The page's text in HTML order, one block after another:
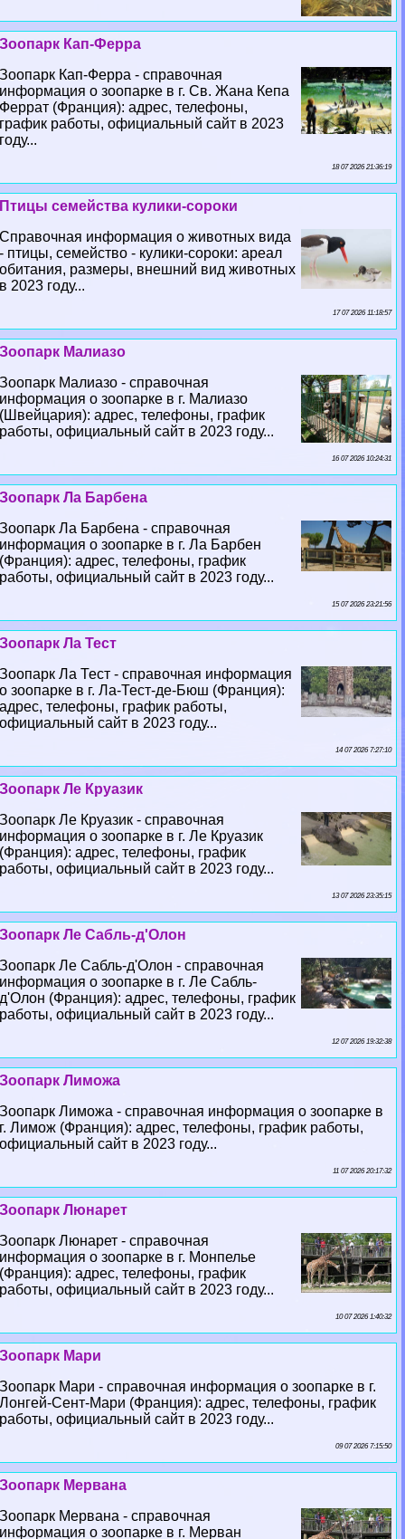
Зоопарк Кап-Ферра
Зоопарк Кап-Ферра - справочная
информация о зоопарке в г. Св. Жана Кепа
Феррат (Франция): адрес, телефоны,
график работы, официальный сайт в 2023
году...
18 07 2026 21:36:19
Птицы семейства кулики-сороки
Справочная информация о животных вида
- птицы, семейство - кулики-сороки: ареал
обитания, размеры, внешний вид животных
в 2023 году...
17 07 2026 11:18:57
Зоопарк Малиазо
Зоопарк Малиазо - справочная
информация о зоопарке в г. Малиазо
(Швейцария): адрес, телефоны, график
работы, официальный сайт в 2023 году...
16 07 2026 10:24:31
Зоопарк Ла Барбена
Зоопарк Ла Барбена - справочная
информация о зоопарке в г. Ла Барбен
(Франция): адрес, телефоны, график
работы, официальный сайт в 2023 году...
15 07 2026 23:21:56
Зоопарк Ла Тест
Зоопарк Ла Тест - справочная информация
о зоопарке в г. Ла-Тест-де-Бюш (Франция):
адрес, телефоны, график работы,
официальный сайт в 2023 году...
14 07 2026 7:27:10
Зоопарк Ле Круазик
Зоопарк Ле Круазик - справочная
информация о зоопарке в г. Ле Круазик
(Франция): адрес, телефоны, график
работы, официальный сайт в 2023 году...
13 07 2026 23:35:15
Зоопарк Ле Сабль-д'Олон
Зоопарк Ле Сабль-д'Олон - справочная
информация о зоопарке в г. Ле Сабль-
д'Олон (Франция): адрес, телефоны, график
работы, официальный сайт в 2023 году...
12 07 2026 19:32:38
Зоопарк Лиможа
Зоопарк Лиможа - справочная информация о зоопарке в
г. Лимож (Франция): адрес, телефоны, график работы,
официальный сайт в 2023 году...
11 07 2026 20:17:32
Зоопарк Люнарет
Зоопарк Люнарет - справочная
информация о зоопарке в г. Монпелье
(Франция): адрес, телефоны, график
работы, официальный сайт в 2023 году...
10 07 2026 1:40:32
Зоопарк Мари
Зоопарк Мари - справочная информация о зоопарке в г.
Лонгeй-Сент-Мари (Франция): адрес, телефоны, график
работы, официальный сайт в 2023 году...
09 07 2026 7:15:50
Зоопарк Мервана
Зоопарк Мервана - справочная
информация о зоопарке в г. Мерван